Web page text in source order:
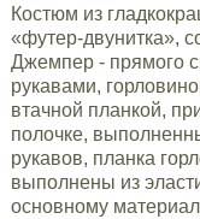
Костюм из
«футер-двунитка»,
Джемпер - прямого
рукавами,
втачной планкой,
полочке,
рукавов, планка
выполнены из
основному